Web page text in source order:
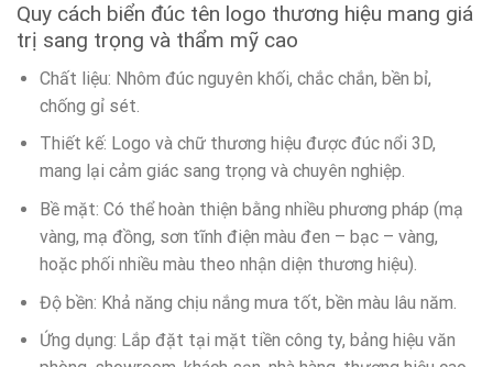
Quy cách biển đúc tên logo thương hiệu mang giá
trị sang trọng và thẩm mỹ cao
Chất liệu: Nhôm đúc nguyên khối, chắc chắn, bền bỉ,
chống gỉ sét.
Thiết kế: Logo và chữ thương hiệu được đúc nổi 3D,
mang lại cảm giác sang trọng và chuyên nghiệp.
Bề mặt: Có thể hoàn thiện bằng nhiều phương pháp (mạ
vàng, mạ đồng, sơn tĩnh điện màu đen – bạc – vàng,
hoặc phối nhiều màu theo nhận diện thương hiệu).
Độ bền: Khả năng chịu nắng mưa tốt, bền màu lâu năm.
Ứng dụng: Lắp đặt tại mặt tiền công ty, bảng hiệu văn